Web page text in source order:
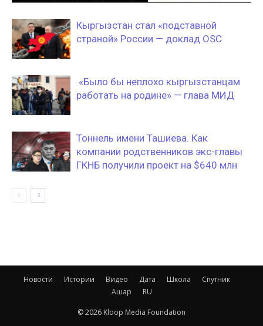
Кыргызстан стал «подставной
страной» России — доклад OSC
«Было бы неплохо кыргызстанцам
работать на родине» — глава МИД
Тоннель имени Ташиева. Как
компании родственников экс-главы
ГКНБ получили проект на $640 млн
Новости Истории Видео Дата Школа
Спутник
Ашар
RU
© 2026 Kloop Media Foundation